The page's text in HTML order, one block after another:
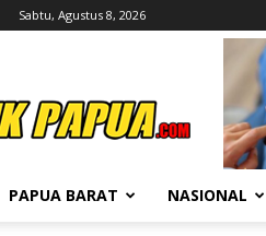
Sabtu, Agustus 8, 2026
PAPUA BARAT NASIONAL